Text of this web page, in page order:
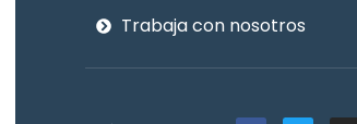
Trabaja con nosotros